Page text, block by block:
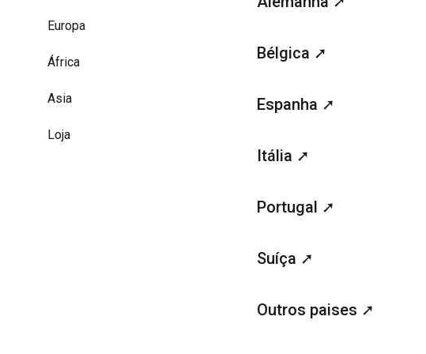
Europa
África
Asia
Loja
Bélgica ➚
Espanha ➚
Itália ➚
Portugal ➚
Suíça ➚
Outros paises ➚